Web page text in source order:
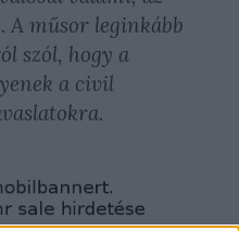
A műsor leginkább
szól, hogy a
a civil